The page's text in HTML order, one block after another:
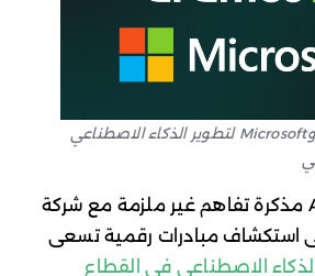
تفاهم بين أرامكو وMicrosoft لتطوير الذكاء الاصطناعي
أبرمت شركة Aramco مذكرة تفاهم غير ملزمة مع شركة
الاصطناعي في القطاع